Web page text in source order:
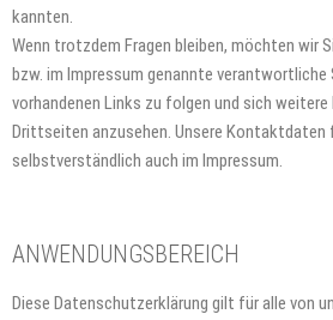
kannten.
Wenn trotzdem Fragen bleiben, möchten wir
bzw. im Impressum genannte verantwortliche
vorhandenen Links zu folgen und sich
Drittseiten anzusehen. Unsere Kontaktdaten
selbstverständlich auch im Impressum.
ANWENDUNGSBEREICH
Diese Datenschutzerklärung gilt für alle von